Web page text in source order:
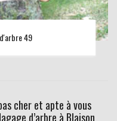
49
cher et apte à vous
d’arbre à Blaison